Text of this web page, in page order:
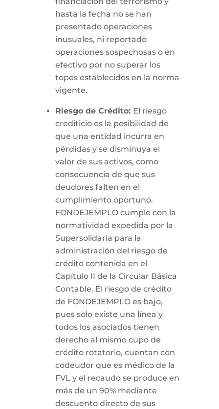
hasta la fecha no se han
presentado operaciones
inusuales, ni reportado
operaciones sospechosas o en
efectivo por no superar los
topes establecidos en la norma
vigente.
Riesgo de Crédito: El riesgo
crediticio es la posibilidad de
que una entidad incurra en
pérdidas y se disminuya el
valor de sus activos, como
consecuencia de que sus
deudores falten en el
cumplimiento oportuno.
FONDEJEMPLO cumple con la
normatividad expedida por la
Supersolidaria para la
administración del riesgo de
crédito contenida en el
Capítulo II de la Circular Básica
Contable. El riesgo de crédito
de FONDEJEMPLO es bajo,
pues solo existe una línea y
todos los asociados tienen
derecho al mismo cupo de
crédito rotatorio, cuentan con
codeudor que es médico de la
FVL y el recaudo se produce en
más de un 90% mediante
descuento directo de sus